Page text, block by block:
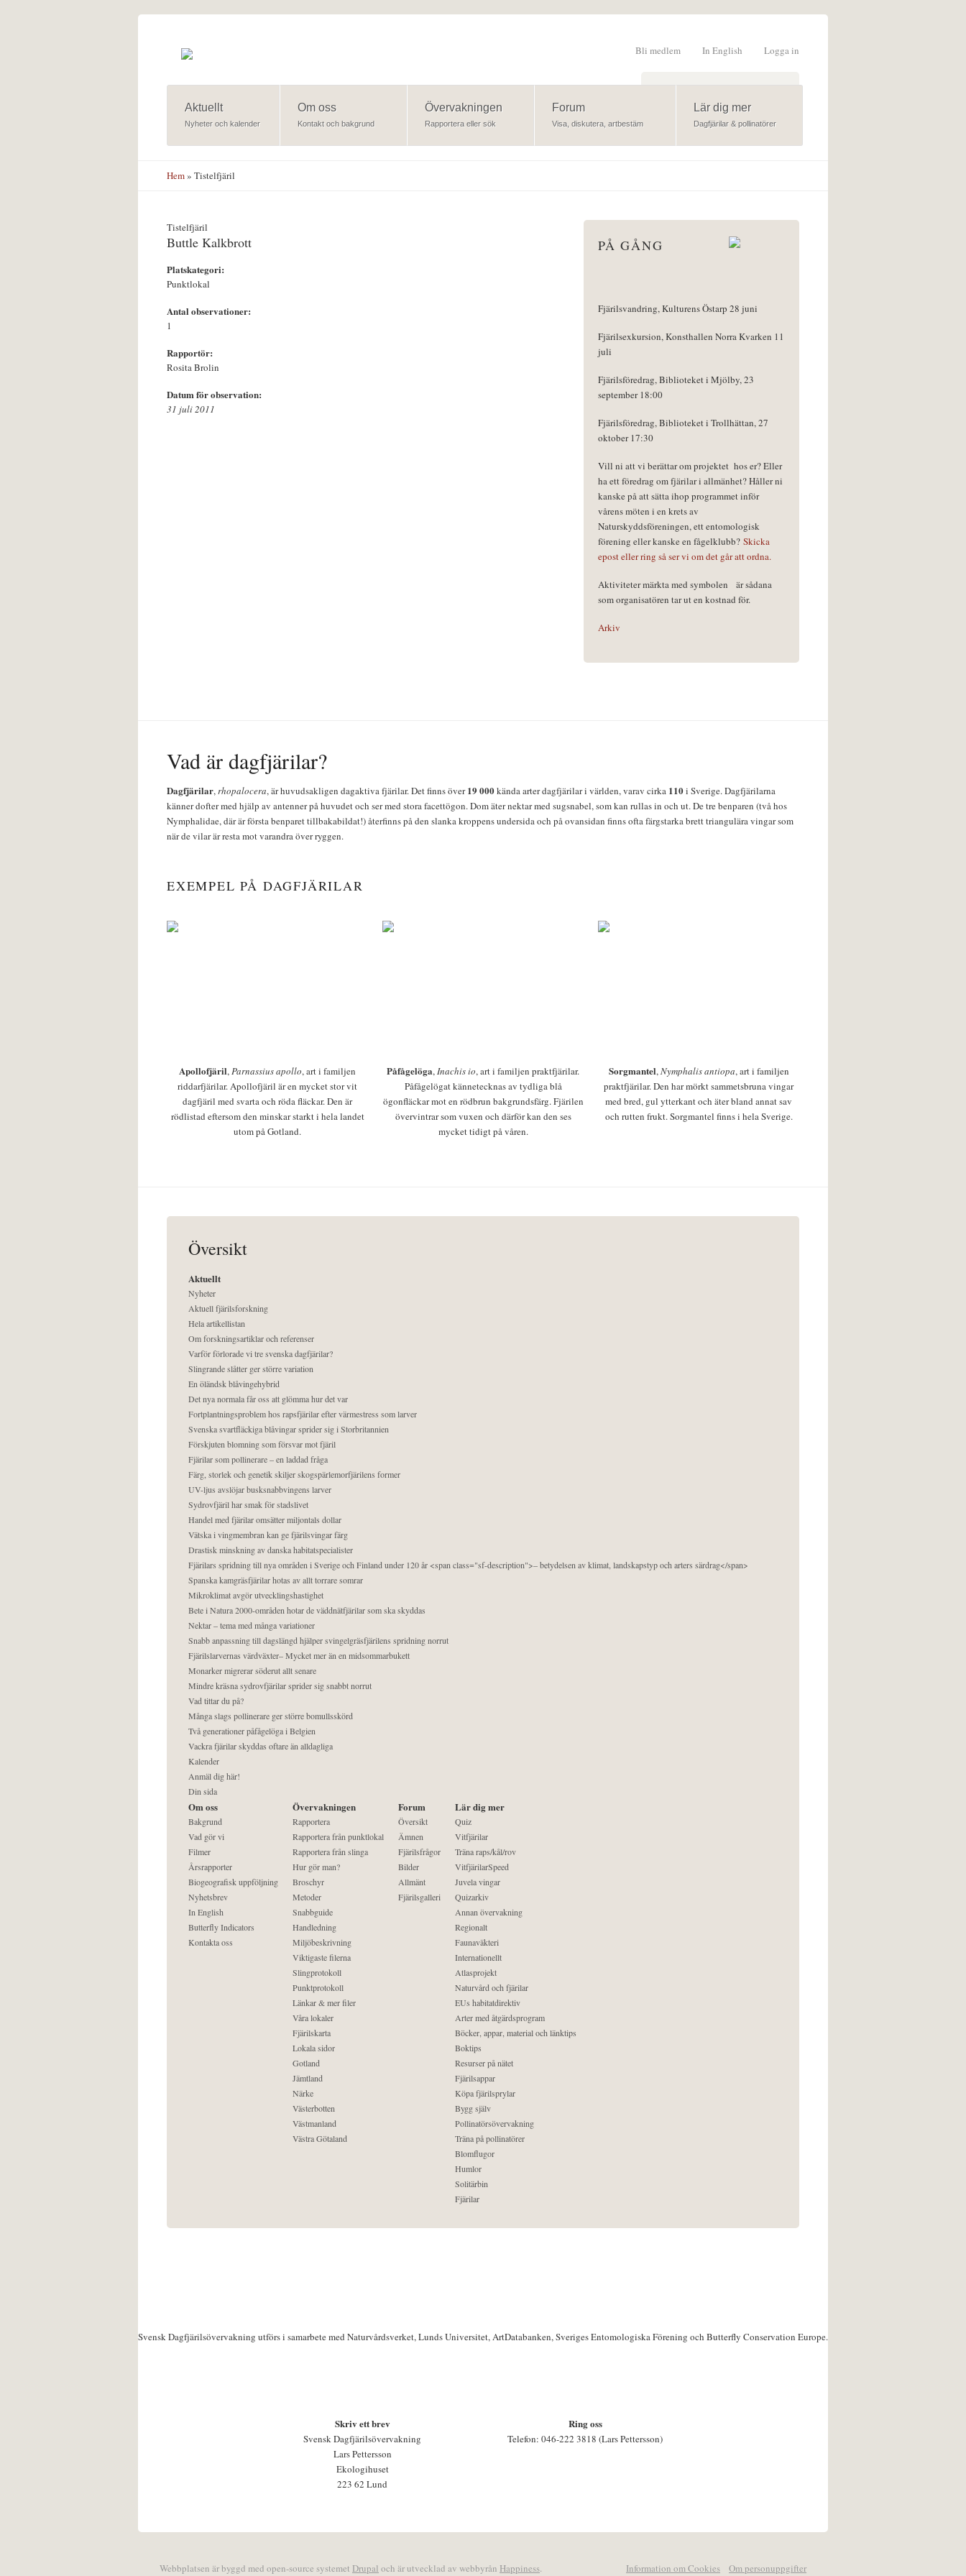
Logga in
In English
Bli medlem
Sökformulär
Aktuellt
Nyheter och kalender
Om oss
Kontakt och bakgrund
Övervakningen
Rapportera eller sök
Forum
Visa, diskutera, artbestäm
Lär dig mer
Dagfjärilar & pollinatörer
Hem» Tistelfjäril
Tistelfjäril
Buttle Kalkbrott
Platskategori:
Punktlokal
Antal observationer:
1
Rapportör:
Rosita Brolin
Datum för observation:
31 juli 2011
PÅ GÅNG
Fjärilsvandring, Kulturens Östarp 28 juni
Fjärilsexkursion, Konsthallen Norra Kvarken 11
juli
Fjärilsföredrag, Biblioteket i Mjölby, 23
september 18:00
Fjärilsföredrag, Biblioteket i Trollhättan, 27
oktober 17:30
Vill ni att vi berättar om projektet hos er? Eller
ha ett föredrag om fjärilar i allmänhet? Håller ni
kanske på att sätta ihop programmet inför
vårens möten i en krets av
Naturskyddsföreningen, ett entomologisk
förening eller kanske en fågelklubb? Skicka
epost eller ring så ser vi om det går att ordna.
Aktiviteter märkta med symbolen
är sådana
som organisatören tar ut en kostnad för.
Arkiv
Vad är dagfjärilar?
Dagfjärilar,rhopalocera, är huvudsakligen dagaktiva fjärilar. Det finns över19 000kända arter dagfjärilar i världen, varav cirka 110i Sverige. Dagfjärilarna
känner dofter med hjälp av antenner på huvudet och ser med stora facettögon. Dom äter nektar med sugsnabel, som kan rullas in och ut. De tre benparen (två hos
Nymphalidae, där är första benparet tillbakabildat!) återfinns på den slanka kroppens undersida och på ovansidan finns ofta färgstarka brett triangulära vingar som
när de vilar är resta mot varandra över ryggen.
EXEMPEL PÅ DAGFJÄRILAR
Apollofjäril,Parnassius apollo, art i familjen
riddarfjärilar. Apollofjäril är en mycket stor vit
dagfjäril med svarta och röda fläckar. Den är
rödlistad eftersom den minskar starkt i hela landet
utom på Gotland.
Påfågelöga,Inachis io, art i familjen praktfjärilar.
Påfågelögat kännetecknas av tydliga blå
ögonfläckar mot en rödbrun bakgrundsfärg. Fjärilen
övervintrar som vuxen och därför kan den ses
mycket tidigt på våren.
Sorgmantel,Nymphalis antiopa, art i familjen
praktfjärilar. Den har mörkt sammetsbruna vingar
med bred, gul ytterkant och äter bland annat sav
och rutten frukt. Sorgmantel finns i hela Sverige.
Översikt
Aktuellt
Nyheter
Aktuell fjärilsforskning
Hela artikellistan
Om forskningsartiklar och referenser
Varför förlorade vi tre svenska dagfjärilar?
Slingrande slåtter ger större variation
En öländsk blåvingehybrid
Det nya normala får oss att glömma hur det var
Fortplantningsproblem hos rapsfjärilar efter värmestress som larver
Svenska svartfläckiga blåvingar sprider sig i Storbritannien
Förskjuten blomning som försvar mot fjäril
Fjärilar som pollinerare – en laddad fråga
Färg, storlek och genetik skiljer skogspärlemorfjärilens former
UV-ljus avslöjar busksnabbvingens larver
Sydrovfjäril har smak för stadslivet
Handel med fjärilar omsätter miljontals dollar
Vätska i vingmembran kan ge fjärilsvingar färg
Drastisk minskning av danska habitatspecialister
Fjärilars spridning till nya områden i Sverige och Finland under 120 år <span class="sf-description">– betydelsen av klimat, landskapstyp och arters särdrag</span>
Spanska kamgräsfjärilar hotas av allt torrare somrar
Mikroklimat avgör utvecklingshastighet
Bete i Natura 2000-områden hotar de väddnätfjärilar som ska skyddas
Nektar – tema med många variationer
Snabb anpassning till dagslängd hjälper svingelgräsfjärilens spridning norrut
Fjärilslarvernas värdväxter– Mycket mer än en midsommarbukett
Monarker migrerar söderut allt senare
Mindre kräsna sydrovfjärilar sprider sig snabbt norrut
Vad tittar du på?
Många slags pollinerare ger större bomullsskörd
Två generationer påfågelöga i Belgien
Vackra fjärilar skyddas oftare än alldagliga
Kalender
Anmäl dig här!
Din sida
Om oss
Bakgrund
Vad gör vi
Filmer
Årsrapporter
Biogeografisk uppföljning
Nyhetsbrev
In English
Butterfly Indicators
Kontakta oss
Övervakningen
Rapportera
Rapportera från punktlokal
Rapportera från slinga
Hur gör man?
Broschyr
Metoder
Snabbguide
Handledning
Miljöbeskrivning
Viktigaste filerna
Slingprotokoll
Punktprotokoll
Länkar & mer filer
Våra lokaler
Fjärilskarta
Lokala sidor
Gotland
Jämtland
Närke
Västerbotten
Västmanland
Västra Götaland
Forum
Översikt
Ämnen
Fjärilsfrågor
Bilder
Allmänt
Fjärilsgalleri
Lär dig mer
Quiz
Vitfjärilar
Träna raps/kål/rov
VitfjärilarSpeed
Juvela vingar
Quizarkiv
Annan övervakning
Regionalt
Faunaväkteri
Internationellt
Atlasprojekt
Naturvård och fjärilar
EUs habitatdirektiv
Arter med åtgärdsprogram
Böcker, appar, material och länktips
Boktips
Resurser på nätet
Fjärilsappar
Köpa fjärilsprylar
Bygg själv
Pollinatörsövervakning
Träna på pollinatörer
Blomflugor
Humlor
Solitärbin
Fjärilar
Svensk Dagfjärilsövervakning utförs i samarbete med Naturvårdsverket, Lunds Universitet, ArtDatabanken, Sveriges Entomologiska Förening och Butterfly Conservation Europe.
Skriv ett brev
Svensk Dagfjärilsövervakning
Lars Pettersson
Ekologihuset
223 62 Lund
Ring oss
Telefon: 046-222 3818 (Lars Pettersson)
Webbplatsen är byggd med open-source systemet Drupal och är utvecklad av webbyrån Happiness. Information om Cookies Om personuppgifter